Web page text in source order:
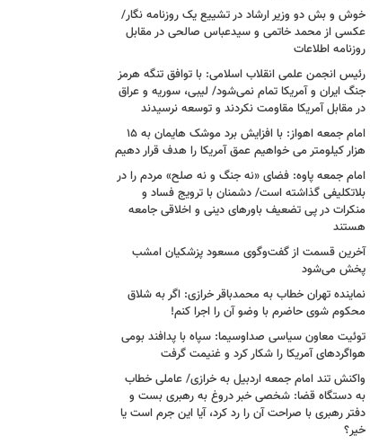
خوش و بش دو وزیر ارشاد در تشییع یک روزنامه نگار/
عکسی از محمد خاتمی و سیدعباس صالحی در مقابل
روزنامه اطلاعات
رئیس انجمن علمی انقلاب اسلامی: با توافق تنگه هرمز
جنگ ایران و آمریکا تمام نمی‌شود/ لیبی، سوریه و عراق
در مقابل آمریکا مقاومت نکردند و توسعه نرسیدند
امام‌ جمعه اهواز: با افزایش برد موشک هایمان به ۱۵
هزار کیلومتر می خواهیم عمق آمریکا را هدف قرار دهیم
امام جمعه پاوه: فضای «نه جنگ و نه صلح» مردم را در
بلاتکلیفی گذاشته است/ دشمنان با ترویج فساد و
منکرات در پی تضعیف باورهای دینی و اخلاقی جامعه
هستند
آخرین قسمت از گفت‌وگوی مسعود پزشکیان امشب
پخش می‌شود
نماینده تهران خطاب به محمدباقر خرازی: اگر به شلاق
محکوم شوی حاضرم با وضو آن را اجرا کنم!
توئیت معاون سیاسی صداوسیما: سپاه با پدافند بومی
هواگردهای آمریکا را شکار کرد و غنیمت گرفت
واکنش تند امام جمعه اردبیل به خرازی/ عاملی خطاب
به دستگاه قضا: شخصی خبر دروغ به رهبری بست و
دفتر رهبری با صراحت آن را رد کرد، آیا این جرم است یا
خیر؟